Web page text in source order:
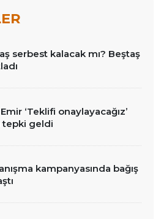
serbest kalacak mı? Beştaş
‘Teklifi onaylayacağız’
tepki geldi
kampanyasında bağış